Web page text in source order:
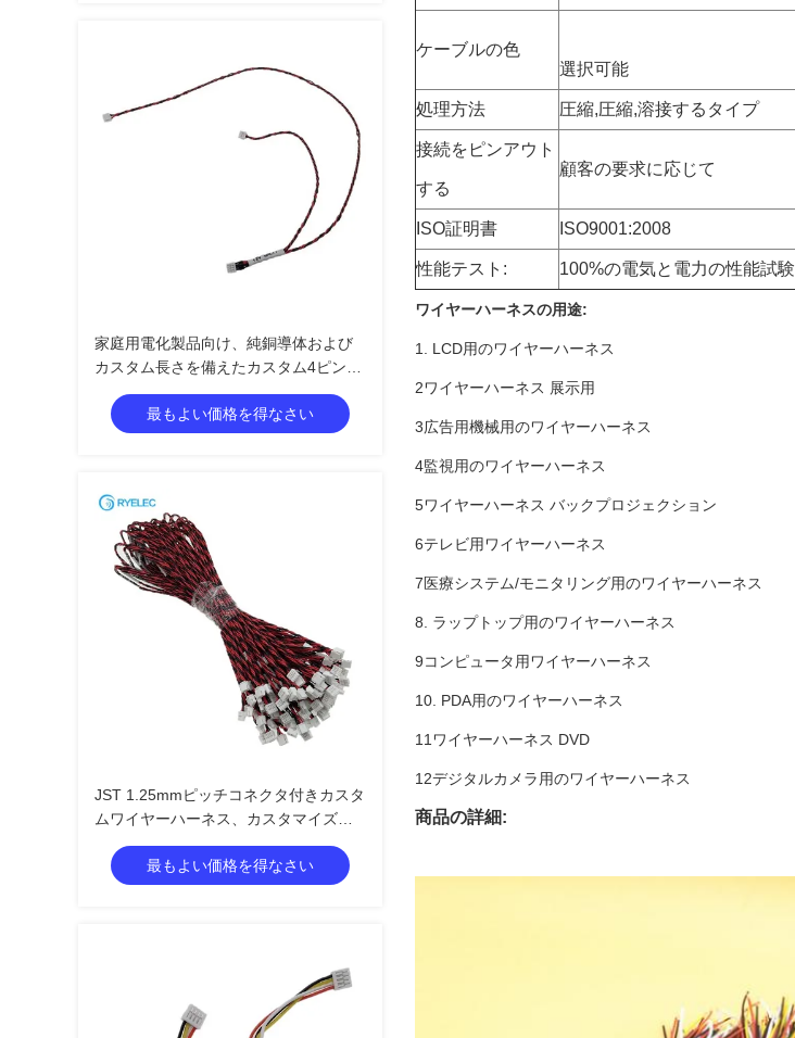
家庭用電化製品向け、純銅導体および
カスタム長さを備えたカスタム4ピン
JST GH 1.25mmワイヤーハーネス
最もよい価格を得なさい
JST 1.25mmピッチコネクタ付きカスタ
ムワイヤーハーネス、カスタマイズさ
れた長さ、ISO9001認証電子ワイヤー
ハーネス最もよい価格を得なさい
ケーブルの色
選択可能
処理方法 圧縮,圧縮,溶接するタイプ
接続をピンアウト
する
顧客の要求に応じて
ISO証明書 ISO9001:2008
性能テスト: 100%の電気と電力の性能試験
ワイヤーハーネスの用途:
1. LCD用のワイヤーハーネス
2ワイヤーハーネス 展示用
3広告用機械用のワイヤーハーネス
4監視用のワイヤーハーネス
5ワイヤーハーネス バックプロジェクション
6テレビ用ワイヤーハーネス
7医療システム/モニタリング用のワイヤーハーネス
8. ラップトップ用のワイヤーハーネス
9コンピュータ用ワイヤーハーネス
10. PDA用のワイヤーハーネス
11ワイヤーハーネス DVD
12デジタルカメラ用のワイヤーハーネス
商品の詳細: